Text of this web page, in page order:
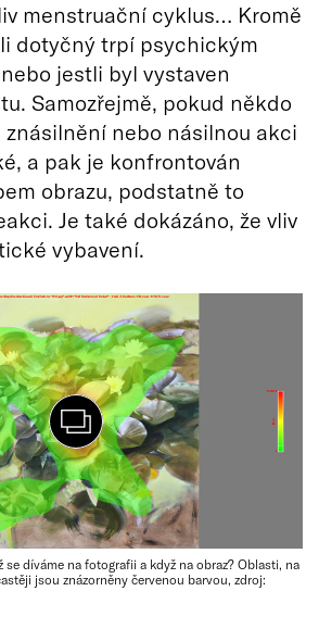
menstruační cyklus… Kromě
dotyčný trpí psychickým
jestli byl vystaven
Samozřejmě, pokud někdo
nebo násilnou akci
a pak je konfrontován
obrazu, podstatně to
Je také dokázáno, že vliv
vybavení.
se díváme na fotografii a když na obraz? Oblasti, na
jsou znázorněny červenou barvou, zdroj: